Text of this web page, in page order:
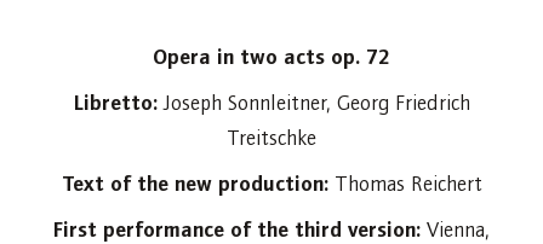
Opera in two acts op. 72
Libretto: Joseph Sonnleitner, Georg Friedrich
Treitschke
Text of the new production: Thomas Reichert
First performance of the third version: Vienna,